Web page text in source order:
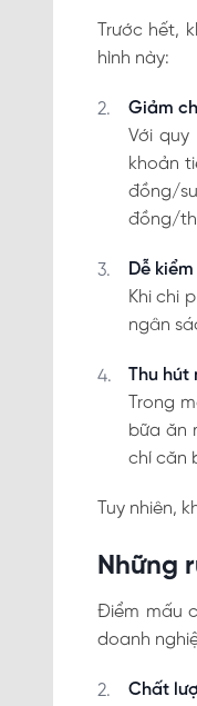
Trước hết,
hình này:
Giảm
Với quy
khoản
đồng/
đồng/
Dễ
Khi chi
ngân
Thu hút
Trong
bữa ăn
chí căn
Tuy nhiên,
Những
Điểm mấu
doanh
Chất